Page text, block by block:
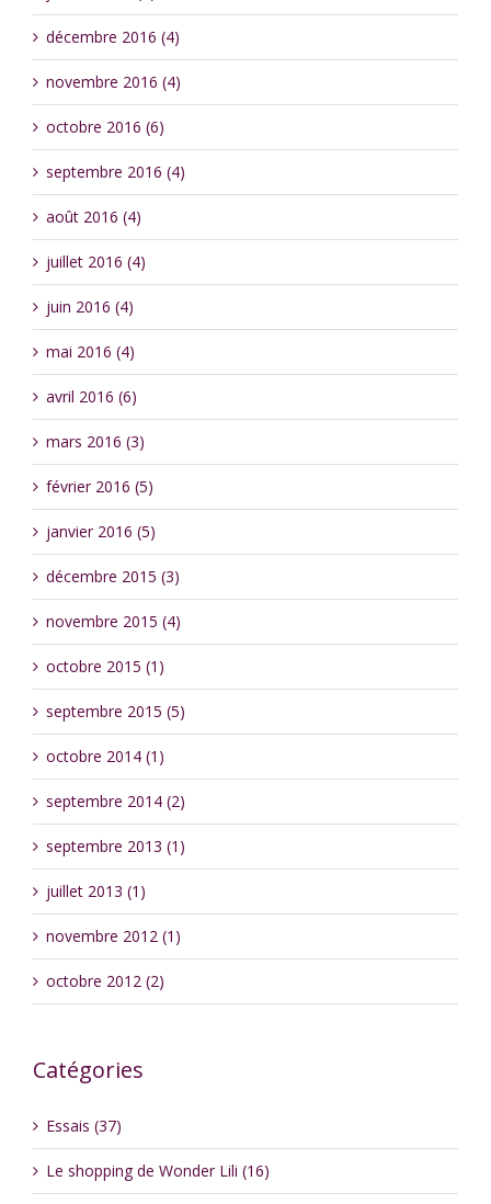
décembre 2016 (4)
novembre 2016 (4)
octobre 2016 (6)
septembre 2016 (4)
août 2016 (4)
juillet 2016 (4)
juin 2016 (4)
mai 2016 (4)
avril 2016 (6)
mars 2016 (3)
février 2016 (5)
janvier 2016 (5)
décembre 2015 (3)
novembre 2015 (4)
octobre 2015 (1)
septembre 2015 (5)
octobre 2014 (1)
septembre 2014 (2)
septembre 2013 (1)
juillet 2013 (1)
novembre 2012 (1)
octobre 2012 (2)
Catégories
Essais (37)
Le shopping de Wonder Lili (16)